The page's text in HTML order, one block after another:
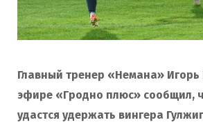
Главный тренер «Немана» Игорь
эфире «Гродно плюс» сообщил,
удастся удержать вингера